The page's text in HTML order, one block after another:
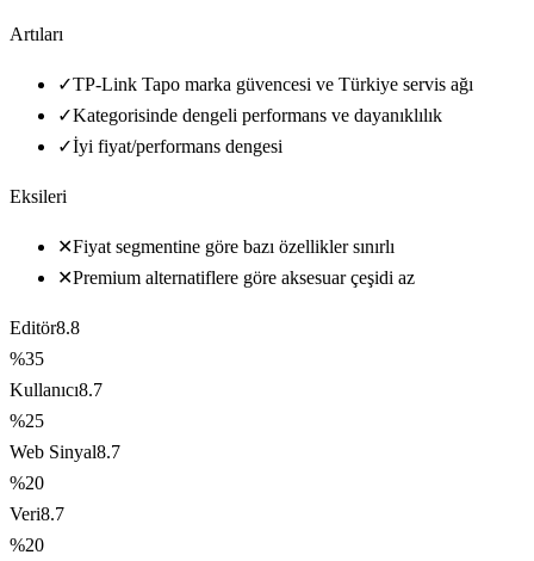
Artıları
✓TP-Link Tapo marka güvencesi ve Türkiye servis ağı
✓Kategorisinde dengeli performans ve dayanıklılık
✓İyi fiyat/performans dengesi
Eksileri
✕Fiyat segmentine göre bazı özellikler sınırlı
✕Premium alternatiflere göre aksesuar çeşidi az
Editör8.8
%35
Kullanıcı8.7
%25
Web Sinyal8.7
%20
Veri8.7
%20